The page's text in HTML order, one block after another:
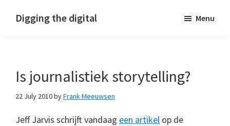
Digging the digital Menu
Is journalistiek storytelling?
22 July 2010byFrank Meeuwsen
Jeff Jarvis schrijft vandaag een artikel op de